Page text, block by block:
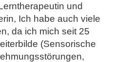
und
Ich habe auch viele
da ich mich seit 25
(Sensorische